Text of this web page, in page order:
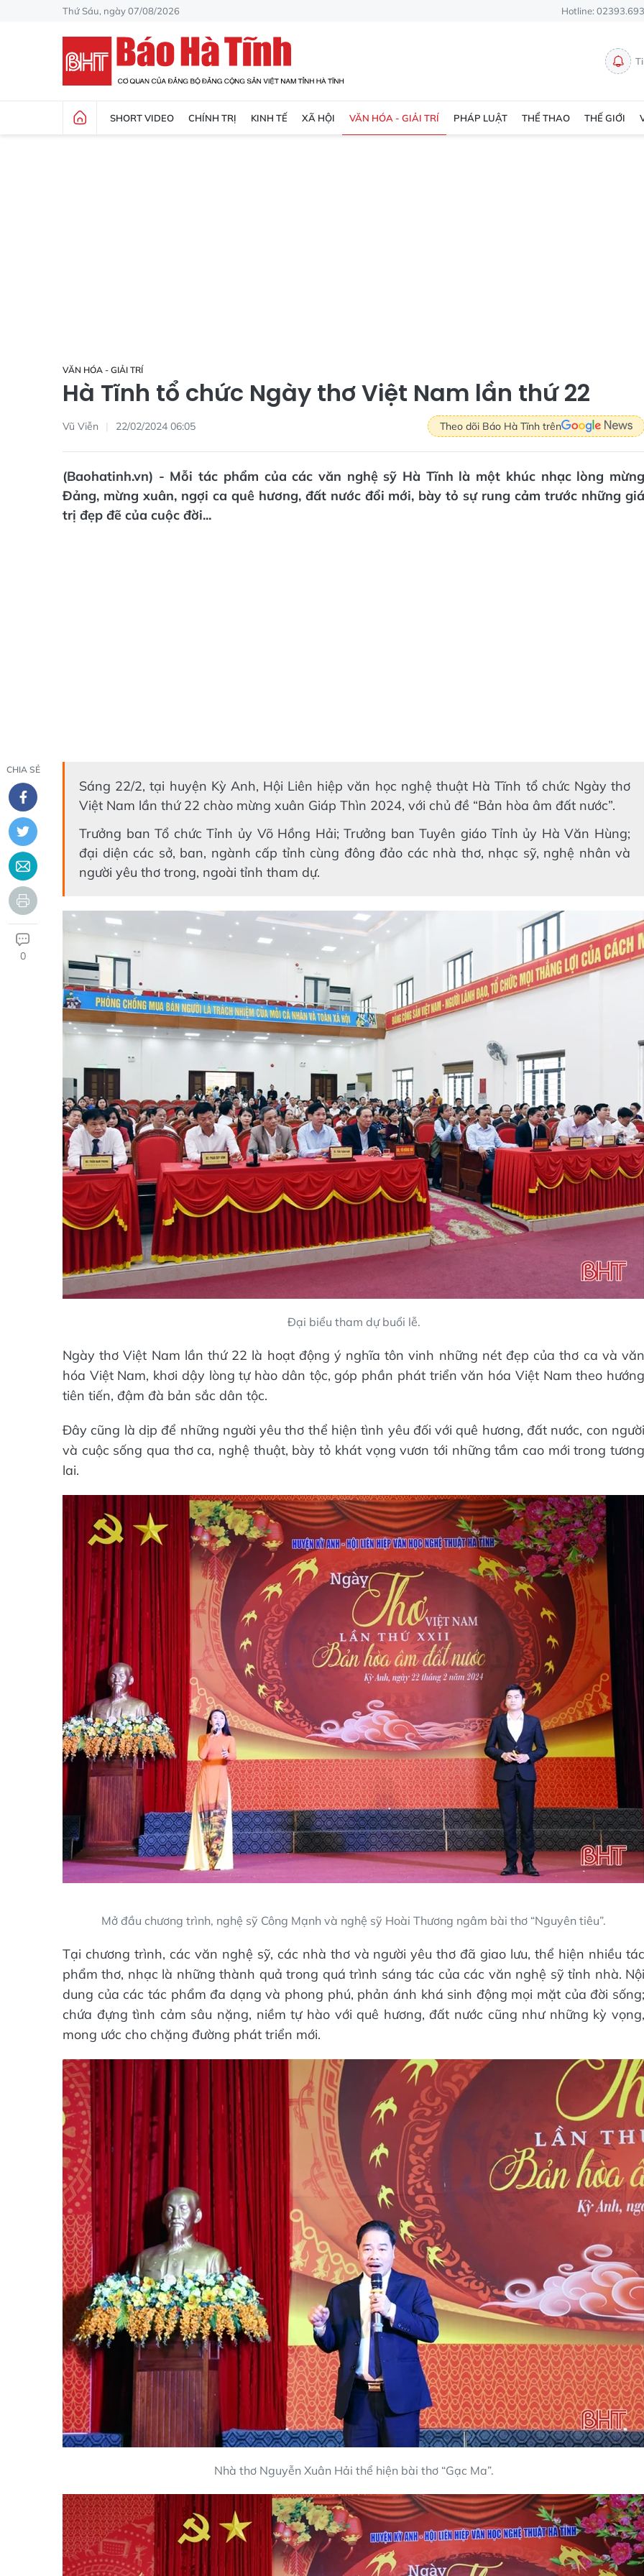
Thứ Sáu, ngày 07/08/2026 Hotline:
SHORT VIDEO CHÍNH TRỊ KINH TẾ XÃ HỘI VĂN HÓA - GIẢI TRÍ PHÁP LUẬT THỂ THAO THẾ GIỚI
VĂN HÓA - GIẢI TRÍ
Hà Tĩnh tổ chức Ngày thơ Việt Nam lần thứ 22
Vũ Viễn 22/02/2024 06:05 Theo dõi Báo Hà Tĩnh trên
(Baohatinh.vn) - Mỗi tác phẩm của các văn nghệ sỹ Hà Tĩnh là một khúc nhạc lòng mừng
Đảng, mừng xuân, ngợi ca quê hương, đất nước đổi mới, bày tỏ sự rung cảm trước những giá
trị đẹp đẽ của cuộc đời...
CHIA SẺ
0
Sáng 22/2, tại huyện Kỳ Anh, Hội Liên hiệp văn học nghệ thuật Hà Tĩnh tổ chức Ngày thơ
Việt Nam lần thứ 22 chào mừng xuân Giáp Thìn 2024, với chủ đề “Bản hòa âm đất nước”.
Trưởng ban Tổ chức Tỉnh ủy Võ Hồng Hải; Trưởng ban Tuyên giáo Tỉnh ủy Hà Văn Hùng;
đại diện các sở, ban, ngành cấp tỉnh cùng đông đảo các nhà thơ, nhạc sỹ, nghệ nhân và
người yêu thơ trong, ngoài tỉnh tham dự.
Đại biểu tham dự buổi lễ.
Ngày thơ Việt Nam lần thứ 22 là hoạt động ý nghĩa tôn vinh những nét đẹp của thơ ca và văn
hóa Việt Nam, khơi dậy lòng tự hào dân tộc, góp phần phát triển văn hóa Việt Nam theo hướng
tiên tiến, đậm đà bản sắc dân tộc.
Đây cũng là dịp để những người yêu thơ thể hiện tình yêu đối với quê hương, đất nước, con người
và cuộc sống qua thơ ca, nghệ thuật, bày tỏ khát vọng vươn tới những tầm cao mới trong tương
lai.
Mở đầu chương trình, nghệ sỹ Công Mạnh và nghệ sỹ Hoài Thương ngâm bài thơ “Nguyên tiêu”.
Tại chương trình, các văn nghệ sỹ, các nhà thơ và người yêu thơ đã giao lưu, thể hiện nhiều tác
phẩm thơ, nhạc là những thành quả trong quá trình sáng tác của các văn nghệ sỹ tỉnh nhà. Nội
dung của các tác phẩm đa dạng và phong phú, phản ánh khá sinh động mọi mặt của đời sống;
chứa đựng tình cảm sâu nặng, niềm tự hào với quê hương, đất nước cũng như những kỳ vọng,
mong ước cho chặng đường phát triển mới.
Nhà thơ Nguyễn Xuân Hải thể hiện bài thơ “Gạc Ma”.